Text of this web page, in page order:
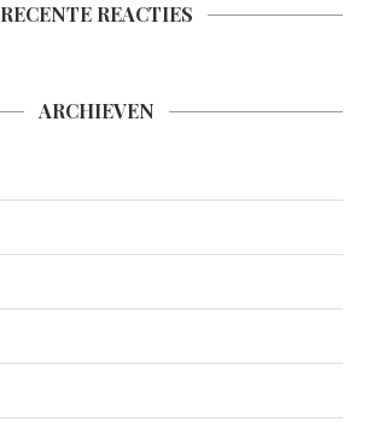
RECENTE REACTIES
ARCHIEVEN